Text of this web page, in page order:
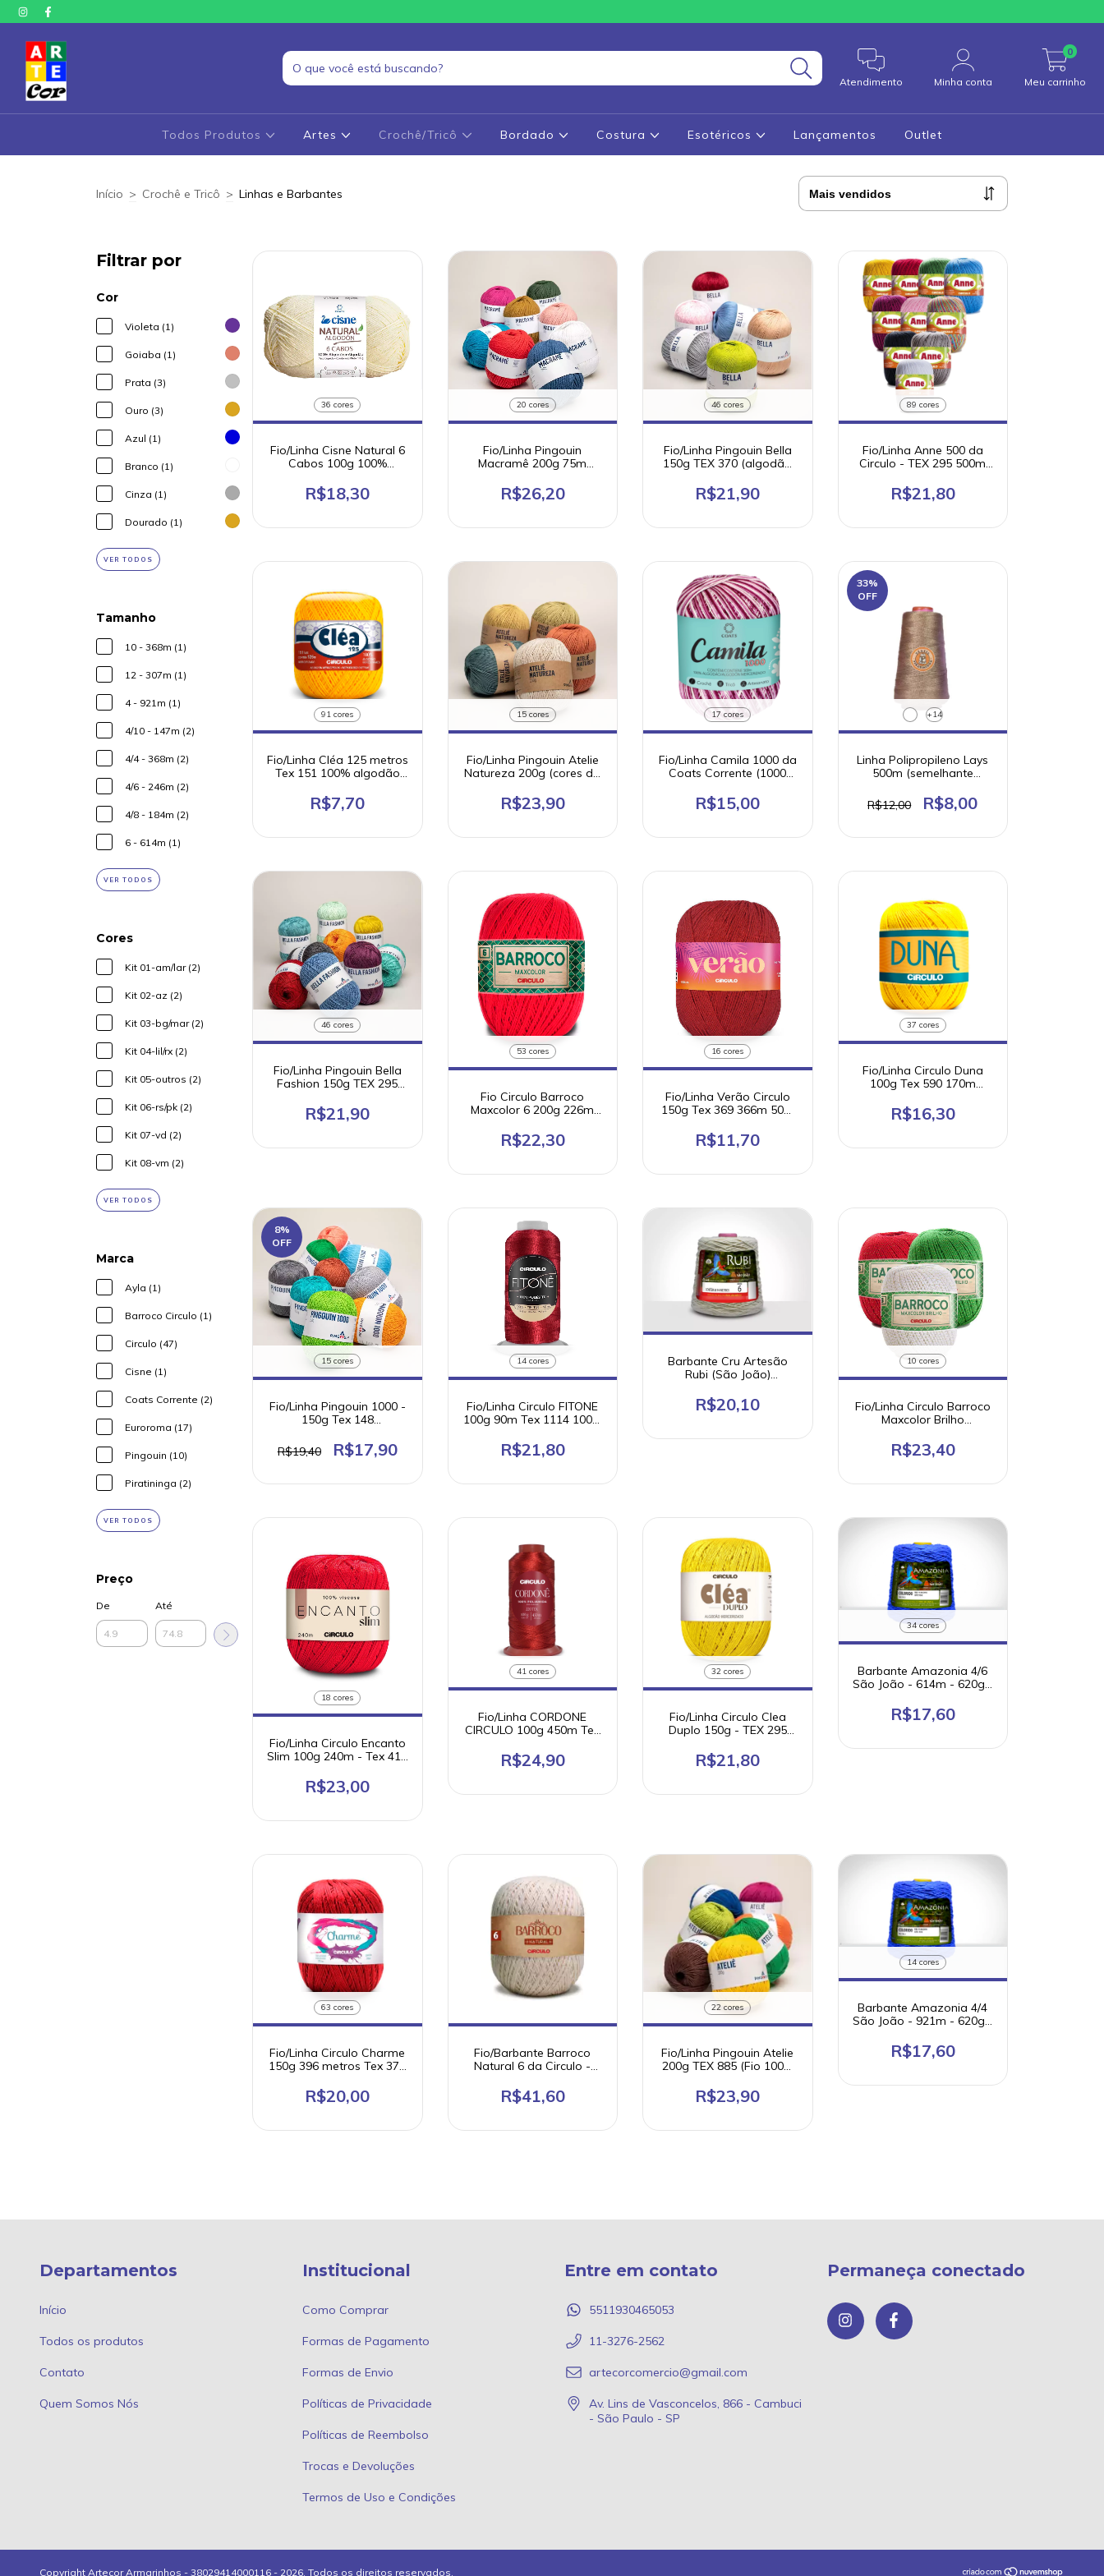
Atendimento Minha conta Meu carrinho
0
Todos Produtos Artes Crochê/Tricô Bordado Costura Esotéricos Lançamentos Outlet
Início > Crochê e Tricô > Linhas e Barbantes
Filtrar por
Cor
Violeta (1)
Goiaba (1)
Prata (3)
Ouro (3)
Azul (1)
Branco (1)
Cinza (1)
Dourado (1)
VER TODOS
Tamanho
10 - 368m (1)
12 - 307m (1)
4 - 921m (1)
4/10 - 147m (2)
4/4 - 368m (2)
4/6 - 246m (2)
4/8 - 184m (2)
6 - 614m (1)
VER TODOS
Cores
Kit 01-am/lar (2)
Kit 02-az (2)
Kit 03-bg/mar (2)
Kit 04-lil/rx (2)
Kit 05-outros (2)
Kit 06-rs/pk (2)
Kit 07-vd (2)
Kit 08-vm (2)
VER TODOS
Marca
Ayla (1)
Barroco Circulo (1)
Circulo (47)
Cisne (1)
Coats Corrente (2)
Euroroma (17)
Pingouin (10)
Piratininga (2)
VER TODOS
Preço
De Até
36 cores
Fio/Linha Cisne Natural 6
Cabos 100g 100%
R$18,30
20 cores
Fio/Linha Pingouin
Macramê 200g 75m
R$26,20
46 cores
Fio/Linha Pingouin Bella
150g TEX 370 (algodão
R$21,90
89 cores
Fio/Linha Anne 500 da
Circulo - TEX 295 500m
R$21,80
91 cores
Fio/Linha Cléa 125 metros
Tex 151 100% algodão
PEQUENO
R$7,70
15 cores
Fio/Linha Pingouin Atelie
Natureza 200g (cores da
ordem 6
R$23,90
17 cores
Fio/Linha Camila 1000 da
Coats Corrente (1000
R$15,00
33%
OFF
+14
Linha Polipropileno Lays
500m (semelhante
R$12,00
R$8,00
46 cores
Fio/Linha Pingouin Bella
Fashion 150g TEX 295
R$21,90
53 cores
Fio Circulo Barroco
Maxcolor 6 200g 226m
R$22,30
16 cores
Fio/Linha Verão Circulo
150g Tex 369 366m 50%
R$11,70
37 cores
Fio/Linha Circulo Duna
100g Tex 590 170m
R$16,30
8%
OFF
15 cores
Fio/Linha Pingouin 1000 -
150g Tex 148
R$19,40
R$17,90
14 cores
Fio/Linha Circulo FITONE
100g 90m Tex 1114 100%
R$21,80
Barbante Cru Artesão
Rubi (São João)
R$20,10
10 cores
Fio/Linha Circulo Barroco
Maxcolor Brilho
R$23,40
18 cores
Fio/Linha Circulo Encanto
Slim 100g 240m - Tex 415
R$23,00
41 cores
Fio/Linha CORDONE
CIRCULO 100g 450m Tex
R$24,90
32 cores
Fio/Linha Circulo Clea
Duplo 150g - TEX 295
merceirizado
R$21,80
34 cores
Barbante Amazonia 4/6
São João - 614m - 620g -
R$17,60
63 cores
Fio/Linha Circulo Charme
150g 396 metros Tex 378
mercerizado
R$20,00
Fio/Barbante Barroco
Natural 6 da Circulo -
100% algodão
R$41,60
22 cores
Fio/Linha Pingouin Atelie
200g TEX 885 (Fio 100%
R$23,90
14 cores
Barbante Amazonia 4/4
São João - 921m - 620g -
R$17,60
Departamentos
Início
Todos os produtos
Contato
Quem Somos Nós
Institucional
Como Comprar
Formas de Pagamento
Formas de Envio
Políticas de Privacidade
Políticas de Reembolso
Trocas e Devoluções
Termos de Uso e Condições
Entre em contato
5511930465053
11-3276-2562
artecorcomercio@gmail.com
Av. Lins de Vasconcelos, 866 - Cambuci
- São Paulo - SP
Permaneça conectado
Copyright Artecor Armarinhos - 38029414000116 - 2026. Todos os direitos reservados.